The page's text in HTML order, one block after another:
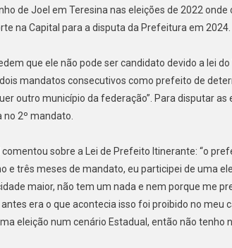
de Joel em Teresina nas eleições de 2022
na Capital para a disputa da Prefeitura em 2024.
que ele não pode ser candidato devido a lei
mandatos consecutivos como prefeito de
outro município da federação”. Para disputar as
no 2º mandato.
sobre a Lei de Prefeito Itinerante: “o
e três meses de mandato, eu participei de uma
maior, não tem um nada e nem porque me
era o que acontecia isso foi proibido no meu
eleição num cenário Estadual, então não tenho